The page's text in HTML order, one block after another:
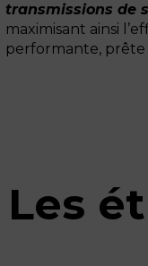
transmissions de
maximisant ainsi
performante, prête
Les